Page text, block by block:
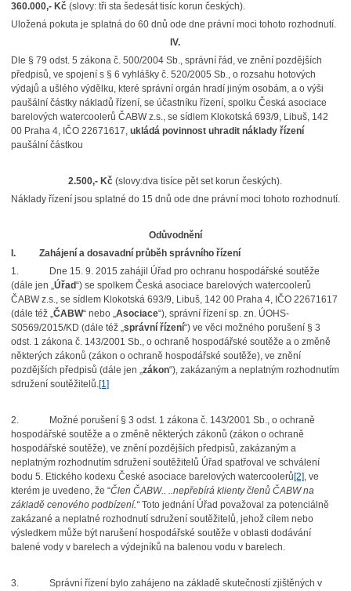
360.000,- Kč (slovy: tři sta šedesát tisíc korun českých).
Uložená pokuta je splatná do 60 dnů ode dne právní moci tohoto rozhodnutí.
IV.
Dle § 79 odst. 5 zákona č. 500/2004 Sb., správní řád, ve znění pozdějších
předpisů, ve spojení s § 6 vyhlášky č. 520/2005 Sb., o rozsahu hotových
výdajů a ušlého výdělku, které správní orgán hradí jiným osobám, a o výši
paušální částky nákladů řízení, se účastníku řízení, spolku Česká asociace
barelových watercoolerů ČABW z.s., se sídlem Klokotská 693/9, Libuš, 142
00 Praha 4, IČO 22671617, ukládá povinnost uhradit náklady řízení
paušální částkou
2.500,- Kč(slovy:dva tisíce pět set korun českých).
Náklady řízení jsou splatné do 15 dnů ode dne právní moci tohoto rozhodnutí.
Odůvodnění
I. Zahájení a dosavadní průběh správního řízení
1.
Dne 15. 9. 2015 zahájil Úřad pro ochranu hospodářské soutěže
(dále jen „Úřad“) se spolkem Česká asociace barelových watercoolerů
ČABW z.s., se sídlem Klokotská 693/9, Libuš, 142 00 Praha 4, IČO 22671617
(dále též „ČABW“ nebo „Asociace“), správní řízení sp. zn. ÚOHS-
S0569/2015/KD (dále též „správní řízení“) ve věci možného porušení § 3
odst. 1 zákona č. 143/2001 Sb., o ochraně hospodářské soutěže a o změně
některých zákonů (zákon o ochraně hospodářské soutěže), ve znění
pozdějších předpisů (dále jen „zákon“), zakázaným a neplatným rozhodnutím
sdružení soutěžitelů.[1]
2.
Možné porušení § 3 odst. 1 zákona č. 143/2001 Sb., o ochraně
hospodářské soutěže a o změně některých zákonů (zákon o ochraně
hospodářské soutěže), ve znění pozdějších předpisů, zakázaným a
neplatným rozhodnutím sdružení soutěžitelů Úřad spatřoval ve schválení
bodu 5. Etického kodexu České asociace barelových watercoolerů [2], ve
kterém je uvedeno, že “Člen ČABW.. ..nepřebírá klienty členů ČABW na
základě cenového podbízení.“Toto jednání Úřad považoval za potenciálně
zakázané a neplatné rozhodnutí sdružení soutěžitelů, jehož cílem nebo
výsledkem může být narušení hospodářské soutěže v oblasti dodávání
balené vody v barelech a výdejníků na balenou vodu v barelech.
3.
Správní řízení bylo zahájeno na základě skutečností zjištěných v